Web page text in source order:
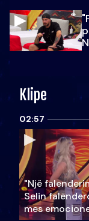
Klipe
02:57
"Një
Selin
mes